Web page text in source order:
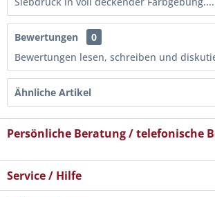
Bewertungen
0
Bewertungen lesen, schreiben und
Ähnliche Artikel
Persönliche Beratung / telefonische
Service / Hilfe